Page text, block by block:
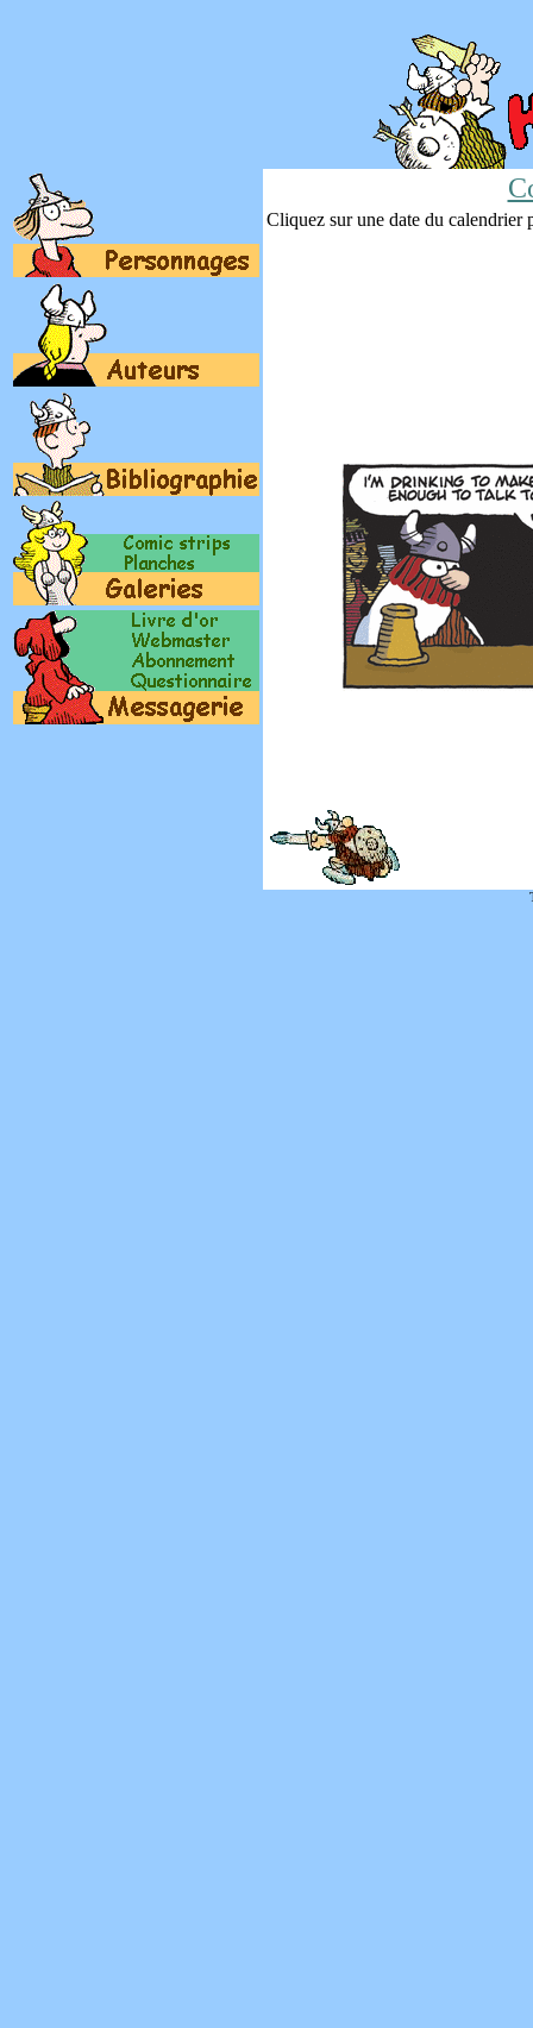
Cliquez sur une date du